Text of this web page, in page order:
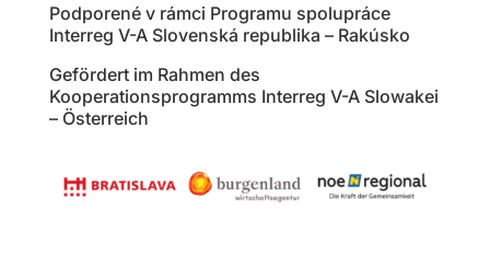
Podporené v rámci Programu spolupráce
Interreg V-A Slovenská republika – Rakúsko
Gefördert im Rahmen des
Kooperationsprogramms Interreg V-A Slowakei
– Österreich